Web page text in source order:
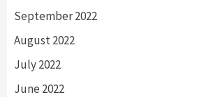
September 2022
August 2022
July 2022
June 2022